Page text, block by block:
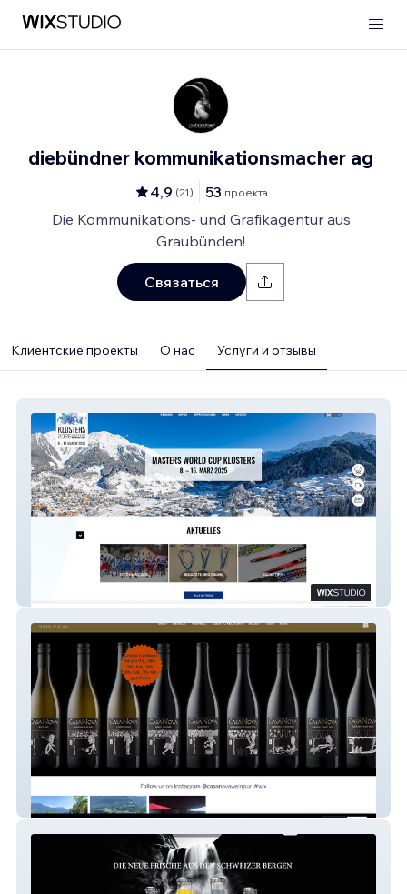
diebündner kommunikationsmacher ag
4,9 (21) 53 проекта
Die Kommunikations- und Grafikagentur aus
Graubünden!
Связаться
Клиентские проекты О нас Услуги и отзывы
CasaNova Wein Pur AG